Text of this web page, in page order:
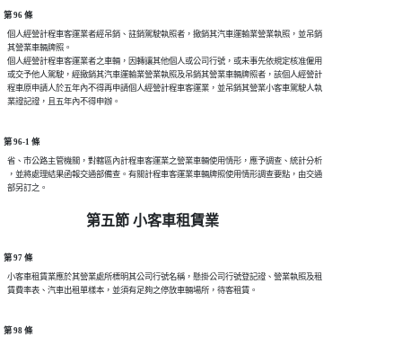
第 96 條
  個人經營計程車客運業者經吊銷、註銷駕駛執照者，撤銷其汽車運輸業營業執照，並吊銷
  其營業車輛牌照。
  個人經營計程車客運業者之車輛，因轉讓其他個人或公司行號，或未事先依規定核准僱用
  或交予他人駕駛，經撤銷其汽車運輸業營業執照及吊銷其營業車輛牌照者，該個人經營計
  程車原申請人於五年內不得再申請個人經營計程車客運業，並吊銷其營業小客車駕駛人執
第 96-1 條
  省、市公路主管機關，對轄區內計程車客運業之營業車輛使用情形，應予調查、統計分析
  ，並將處理結果函報交通部備查。有關計程車客運業車輛牌照使用情形調查要點，由交通
第五節 小客車租賃業
第 97 條
  小客車租賃業應於其營業處所標明其公司行號名稱，懸掛公司行號登記證、營業執照及租
第 98 條